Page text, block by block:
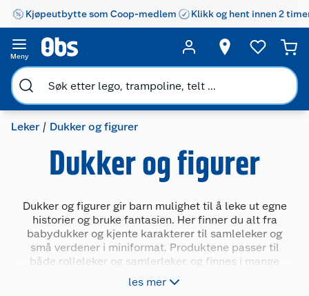
Kjøpeutbytte som Coop-medlem Klikk og hent innen 2
Meny
Leker Dukker og figurer
Dukker og figurer
Dukker og figurer gir barn mulighet til å leke ut egne
historier og bruke fantasien. Her finner du alt fra
babydukker og kjente karakterer til samleleker og
små verdener i miniformat. Produktene passer til
både rolleleker og samlerleker, og finnes i mange
størrelser og tema. Både barn som liker å kle på
dukker, bygge miljøer eller leke med figurer fra filmer
les mer